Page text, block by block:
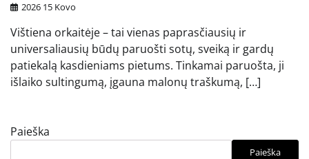
2026 15 Kovo
Vištiena orkaitėje – tai vienas paprasčiausių ir
universaliausių būdų paruošti sotų, sveiką ir gardų
patiekalą kasdieniams pietums. Tinkamai paruošta, ji
išlaiko sultingumą, įgauna malonų traškumą, […]
Paieška
Paieška